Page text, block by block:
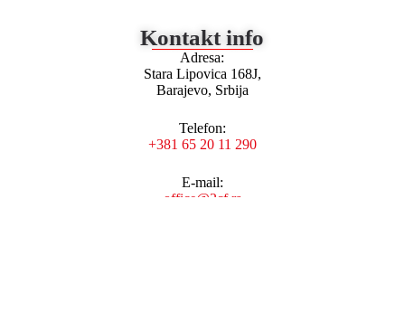
Kontakt info
Adresa:
Stara Lipovica 168J,
Barajevo, Srbija
Telefon:
+381 65 20 11 290
E-mail:
office@2cf.rs